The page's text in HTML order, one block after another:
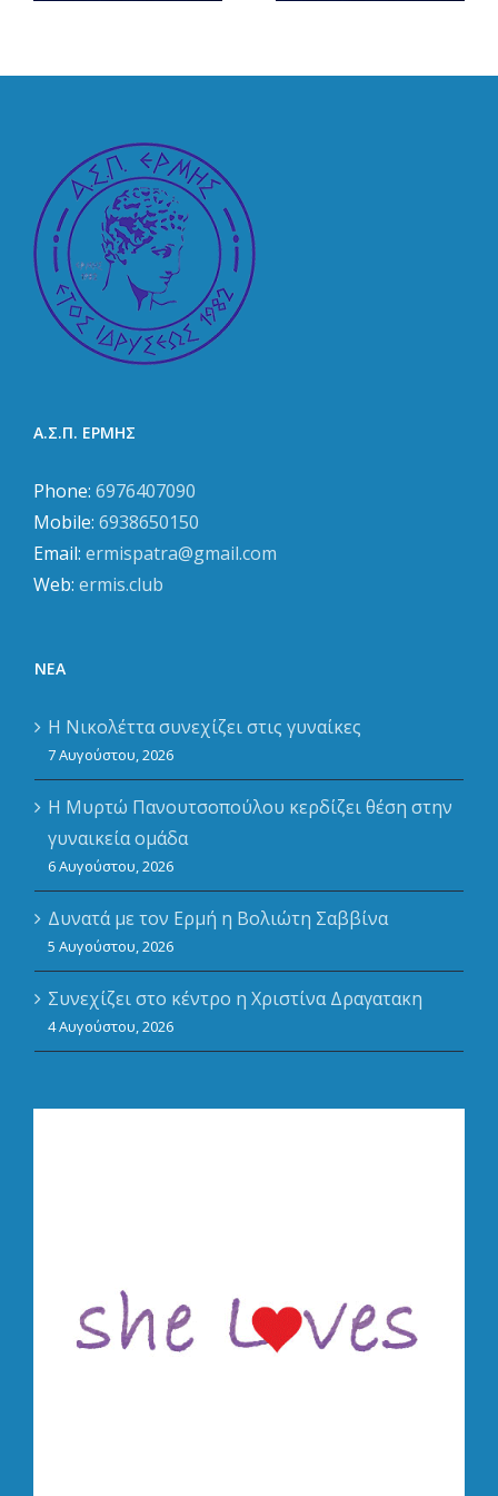
Α.Σ.Π. ΕΡΜΗΣ
Phone: 6976407090
Mobile: 6938650150
Email: ermispatra@gmail.com
Web: ermis.club
ΝΈΑ
Η Νικολέττα συνεχίζει στις γυναίκες
7 Αυγούστου, 2026
Η Μυρτώ Πανουτσοπούλου κερδίζει θέση στην
γυναικεία ομάδα
6 Αυγούστου, 2026
Δυνατά με τον Ερμή η Βολιώτη Σαββίνα
5 Αυγούστου, 2026
Συνεχίζει στο κέντρο η Χριστίνα Δραγατακη
4 Αυγούστου, 2026